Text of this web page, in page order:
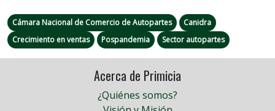
Cámara Nacional de Comercio de Autopartes
Canidra
Crecimiento en ventas
Pospandemia Sector autopartes
Acerca de Primicia
¿Quiénes somos?